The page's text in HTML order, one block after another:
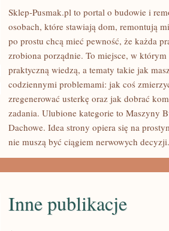
MATERIAŁY
BUDOWLANE
Sklep-Pusmak.pl to portal o budowie i
osobach, które stawiają dom, remontują
po prostu chcą mieć pewność, że każda
zrobiona porządnie. To miejsce, w
praktyczną wiedzą, a tematy takie jak
codziennymi problemami: jak coś
zregenerować usterkę oraz jak dobrać
zadania. Ulubione kategorie to Maszyny
Dachowe. Idea strony opiera się na
nie muszą być ciągiem nerwowych
Inne publikacje